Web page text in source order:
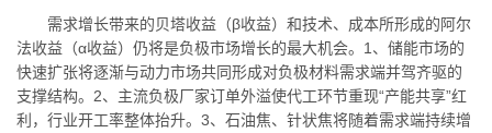
需求增长带来的贝塔收益（β收益）和技术、成本所形成的阿尔
法收益（α收益）仍将是负极市场增长的最大机会。1、储能市场的
快速扩张将逐渐与动力市场共同形成对负极材料需求端并驾齐驱的
支撑结构。2、主流负极厂家订单外溢使代工环节重现“产能共享”红
利，行业开工率整体抬升。3、石油焦、针状焦将随着需求端持续增